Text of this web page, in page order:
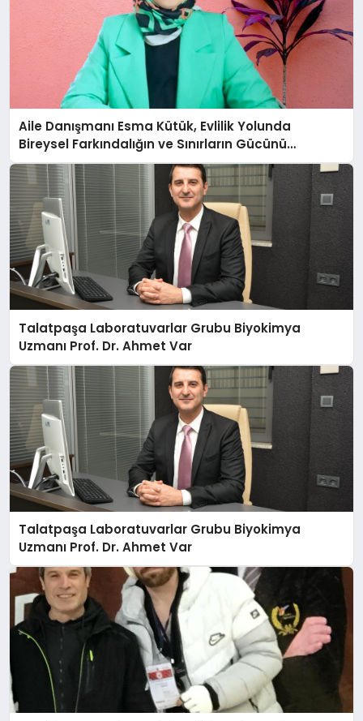
Aile Danışmanı Esma Kütük, Evlilik Yolunda
Bireysel Farkındalığın ve Sınırların Gücünü
Anlatıyor
Talatpaşa Laboratuvarlar Grubu Biyokimya
Uzmanı Prof. Dr. Ahmet Var
Talatpaşa Laboratuvarlar Grubu Biyokimya
Uzmanı Prof. Dr. Ahmet Var